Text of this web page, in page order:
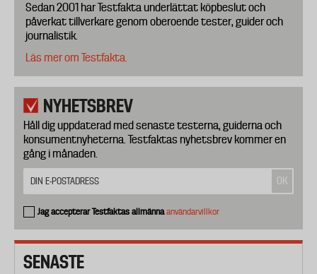
Sedan 2001 har Testfakta underlättat köpbeslut och
påverkat tillverkare genom oberoende tester, guider och
journalistik.
Läs mer om Testfakta.
NYHETSBREV
Håll dig uppdaterad med senaste testerna, guiderna och
konsumentnyheterna. Testfaktas nyhetsbrev kommer en
gång i månaden.
Jag accepterar Testfaktas allmännaanvändarvillkor
SENASTE